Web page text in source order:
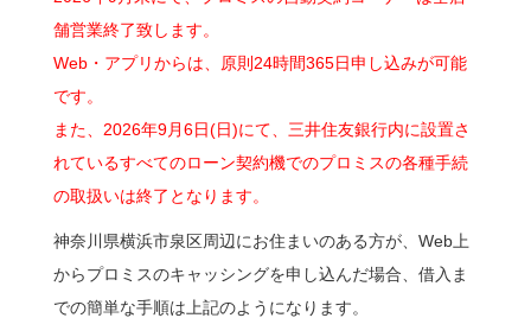
舗営業終了致します。
Web・アプリからは、原則24時間365日申し込みが可能
です。
また、2026年9月6日(日)にて、三井住友銀行内に設置さ
れているすべてのローン契約機でのプロミスの各種手続
の取扱いは終了となります。
神奈川県横浜市泉区周辺にお住まいのある方が、Web上
からプロミスのキャッシングを申し込んだ場合、借入ま
での簡単な手順は上記のようになります。